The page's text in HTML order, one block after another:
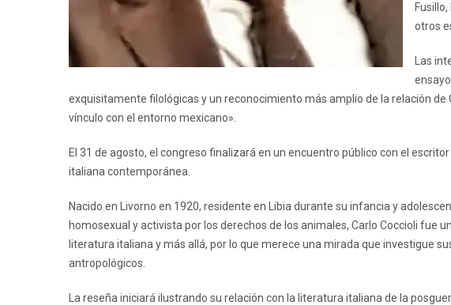
otros
Las
exquisitamente filológicas y un reconocimiento más amplio de la relación de
vínculo con el entorno mexicano».
El 31 de agosto, el congreso finalizará en un encuentro público con el
italiana contemporánea.
Nacido en Livorno en 1920, residente en Libia durante su infancia y
homosexual y activista por los derechos de los animales, Carlo Coccioli fue
literatura italiana y más allá, por lo que merece una mirada que investigue
antropológicos.
La reseña iniciará ilustrando su relación con la literatura italiana de la